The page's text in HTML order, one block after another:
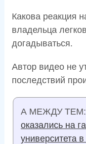
Какова реакция
владельца
догадываться.
Автор видео не
последствий
А МЕЖДУ ТЕМ:
оказались на
университета